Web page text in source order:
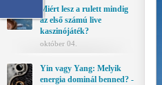
Miért lesz a rulett mindig
az első számú live
kaszinójáték?
október 04.
Yin vagy Yang: Melyik
energia dominál benned? -